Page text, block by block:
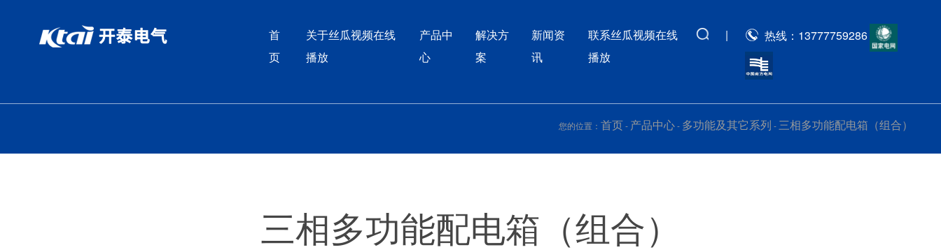
首
页
关于丝瓜视频在线
播放
产品中
心
解决方
案
新闻资
讯
联系丝瓜视频在线
播放
| 热线：13777759286
您的位置： 首页- 产品中心- 多功能及其它系列 -三相多功能配电箱（组合）
三相多功能配电箱（组合）